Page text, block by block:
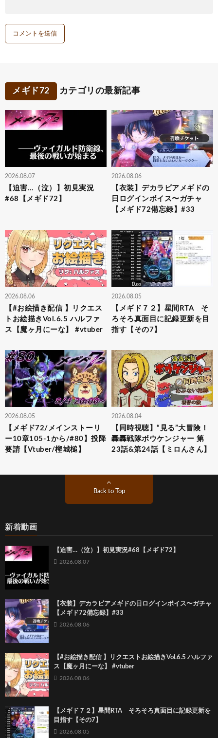
メギド72 カテゴリの最新記事
2026.08.07
【迫害…（泣）】初見実況
#68【メギド72】
2026.08.06
【衣装】デカラビアメギドの
日ログインボイス〜ガチャ
【メギド72備忘録】#33
2026.08.06
【#お絵描き配信 】リクエス
トお絵描きVol.6.5 ハルファ
ス【魔ヶ月にーな】 #vtuber
2026.08.05
【メギド７２】星間RTA そ
ろそろ真面目に記録更新を目
指す【その7】
2026.08.05
【メギド72/メインストーリ
ー10章105-1から/#80】投降
要請【Vtuber/樫城槌】
2026.08.04
【同時視聴】“見る”大冒険！
轟轟戦隊ボウケンジャー 第
23話&第24話【ミロんさん】
Back to Top
新着動画
【迫害…（泣）】初見実況#68【メギド72】
2026.08.07
【衣装】デカラビアメギドの日ログインボイス〜ガチャ
【メギド72備忘録】#33
2026.08.06
【#お絵描き配信 】リクエストお絵描きVol.6.5 ハルファ
ス【魔ヶ月にーな】 #vtuber
2026.08.06
【メギド７２】星間RTA そろそろ真面目に記録更新を
目指す【その7】
2026.08.05